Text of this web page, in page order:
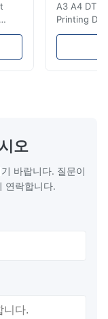
20
A3 A4 DTF
Printing
application
pattern
오
바랍니다. 질문이
연락합니다.